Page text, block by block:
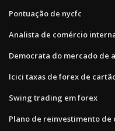
Pontuação de nycfc
Analista de comércio
Democrata do mercado de
Icici taxas de forex de
Swing trading em forex
Plano de reinvestimento